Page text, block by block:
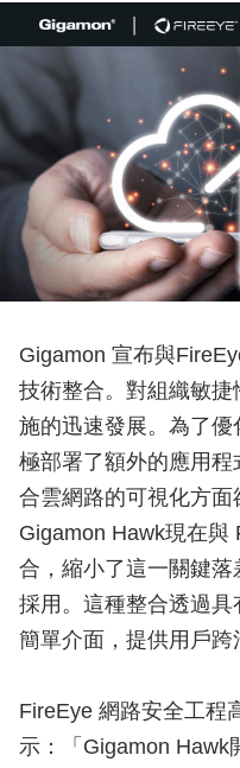
Gigamon 宣布與
技術整合。對組織敏
施的迅速發展。為了
極部署了額外的應用
合雲網路的可視化方面
Gigamon Hawk現在與
合，縮小了這一關鍵
採用。這種整合透過
簡單介面，提供用戶跨
FireEye 網路安全工程
示：「Gigamon Hawk